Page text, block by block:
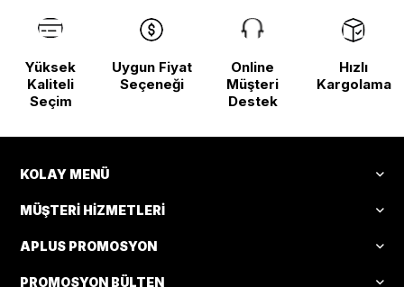
Yüksek
Kaliteli
Seçim
Uygun Fiyat
Seçeneği
Online
Müşteri
Destek
Hızlı
Kargolama
KOLAY MENÜ
MÜŞTERI HIZMETLERI
APLUS PROMOSYON
PROMOSYON BÜLTEN